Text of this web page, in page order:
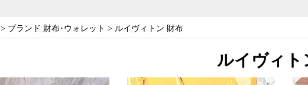
> ブランド 財布･ウォレット > ルイヴィトン 財布
ルイヴィト